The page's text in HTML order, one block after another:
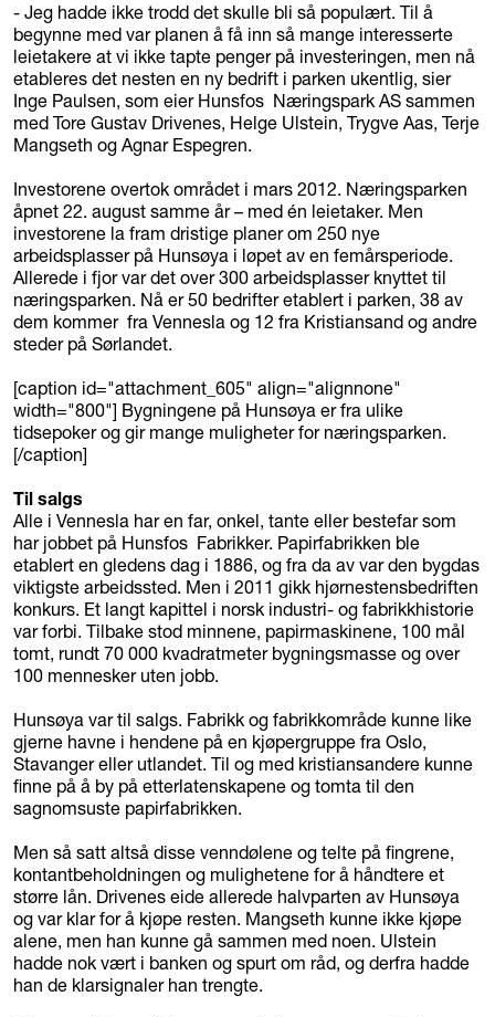
- Jeg hadde ikke trodd det skulle bli så populært. Til å
begynne med var planen å få inn så mange interesserte
leietakere at vi ikke tapte penger på investeringen, men nå
etableres det nesten en ny bedrift i parken ukentlig, sier
Inge Paulsen, som eier Hunsfos Næringspark AS sammen
med Tore Gustav Drivenes, Helge Ulstein, Trygve Aas, Terje
Mangseth og Agnar Espegren.
Investorene overtok området i mars 2012. Næringsparken
åpnet 22. august samme år – med én leietaker. Men
investorene la fram dristige planer om 250 nye
arbeidsplasser på Hunsøya i løpet av en femårsperiode.
Allerede i fjor var det over 300 arbeidsplasser knyttet til
næringsparken. Nå er 50 bedrifter etablert i parken, 38 av
dem kommer fra Vennesla og 12 fra Kristiansand og andre
steder på Sørlandet.
[caption id="attachment_605" align="alignnone"
width="800"] Bygningene på Hunsøya er fra ulike
tidsepoker og gir mange muligheter for næringsparken.
[/caption]
Til salgs
Alle i Vennesla har en far, onkel, tante eller bestefar som
har jobbet på Hunsfos Fabrikker. Papirfabrikken ble
etablert en gledens dag i 1886, og fra da av var den bygdas
viktigste arbeidssted. Men i 2011 gikk hjørnestensbedriften
konkurs. Et langt kapittel i norsk industri- og fabrikkhistorie
var forbi. Tilbake stod minnene, papirmaskinene, 100 mål
tomt, rundt 70 000 kvadratmeter bygningsmasse og over
100 mennesker uten jobb.
Hunsøya var til salgs. Fabrikk og fabrikkområde kunne like
gjerne havne i hendene på en kjøpergruppe fra Oslo,
Stavanger eller utlandet. Til og med kristiansandere kunne
finne på å by på etterlatenskapene og tomta til den
sagnomsuste papirfabrikken.
Men så satt altså disse venndølene og telte på fingrene,
kontantbeholdningen og mulighetene for å håndtere et
større lån. Drivenes eide allerede halvparten av Hunsøya
og var klar for å kjøpe resten. Mangseth kunne ikke kjøpe
alene, men han kunne gå sammen med noen. Ulstein
hadde nok vært i banken og spurt om råd, og derfra hadde
han de klarsignaler han trengte.